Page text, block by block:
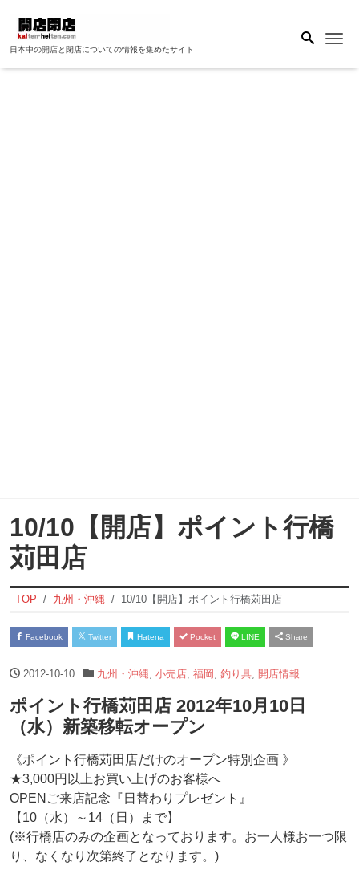
日本中の開店と閉店についての情報を集めたサイト
10/10【開店】ポイント行橋
苅田店
TOP 九州・沖縄 10/10【開店】ポイント行橋苅田店
Facebook Twitter Hatena Pocket LINE Share
2012-10-10 九州・沖縄 小売店, 福岡 釣り具, 開店情報
ポイント行橋苅田店 2012年10月10日
（水）新築移転オープン
《ポイント行橋苅田店だけのオープン特別企画 》
★3,000円以上お買い上げのお客様へ
OPENご来店記念『日替わりプレゼント』
【10（水）～14（日）まで】
(※行橋店のみの企画となっております。お一人様お一つ限
り、なくなり次第終了となります。)